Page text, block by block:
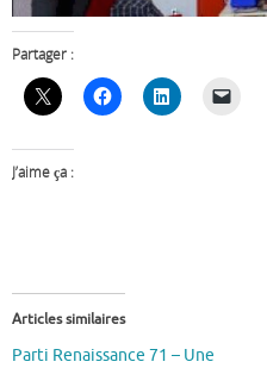
Partager :
J’aime ça :
Articles similaires
Parti Renaissance 71 – Une